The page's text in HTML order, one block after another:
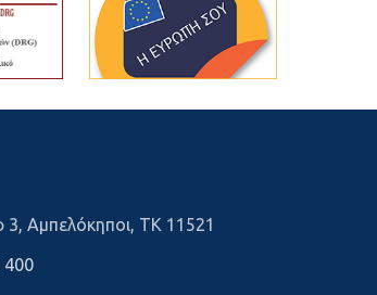
Αμπελόκηποι, ΤΚ 11521
400